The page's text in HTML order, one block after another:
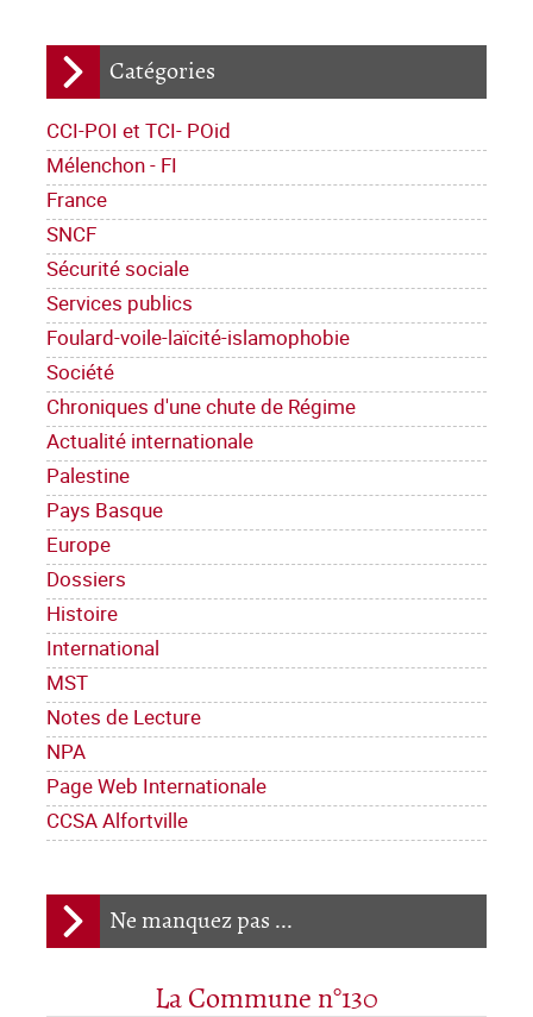
Catégories
CCI-POI et TCI- POid
Mélenchon - FI
France
SNCF
Sécurité sociale
Services publics
Foulard-voile-laïcité-islamophobie
Société
Chroniques d'une chute de Régime
Actualité internationale
Palestine
Pays Basque
Europe
Dossiers
Histoire
International
MST
Notes de Lecture
NPA
Page Web Internationale
CCSA Alfortville
Ne manquez pas ...
La Commune n°130